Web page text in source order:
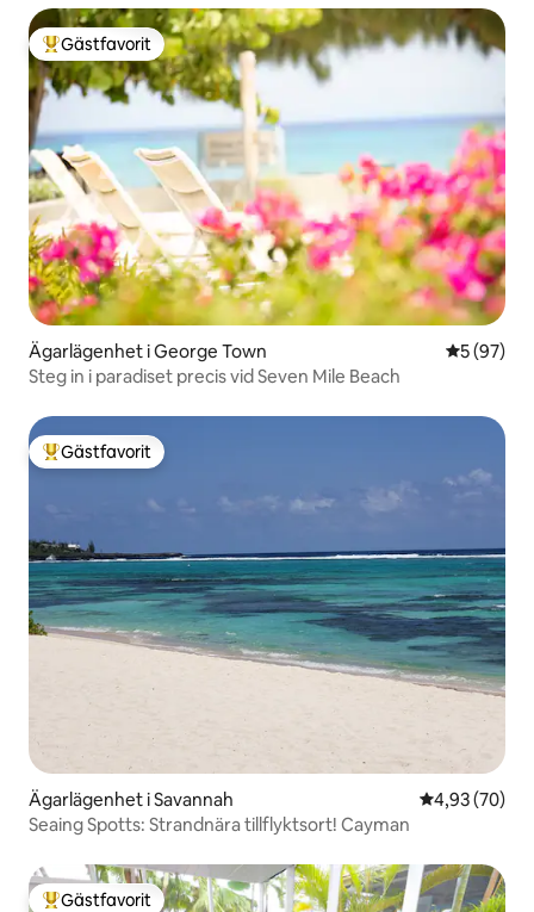
Populär gästfavorit
Gästfavorit
Ägarlägenhet i George Town 5 av 5 i
5 (97)
Steg in i paradiset precis vid Seven Mile Beach
Populär gästfavorit
Gästfavorit
Ägarlägenhet i Savannah 4,93 av 5 i
4,93 (70)
Seaing Spotts: Strandnära tillflyktsort! Cayman
Gästfavorit